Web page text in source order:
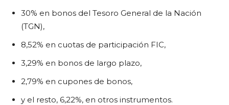
30% en bonos del Tesoro General de la Nación
(TGN),
8,52% en cuotas de participación FIC,
3,29% en bonos de largo plazo,
2,79% en cupones de bonos,
y el resto, 6,22%, en otros instrumentos.